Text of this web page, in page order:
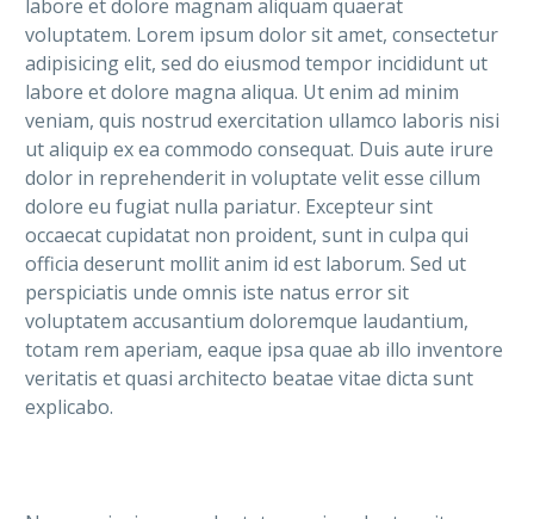
labore et dolore magnam aliquam quaerat
voluptatem. Lorem ipsum dolor sit amet, consectetur
adipisicing elit, sed do eiusmod tempor incididunt ut
labore et dolore magna aliqua. Ut enim ad minim
veniam, quis nostrud exercitation ullamco laboris nisi
ut aliquip ex ea commodo consequat. Duis aute irure
dolor in reprehenderit in voluptate velit esse cillum
dolore eu fugiat nulla pariatur. Excepteur sint
occaecat cupidatat non proident, sunt in culpa qui
officia deserunt mollit anim id est laborum. Sed ut
perspiciatis unde omnis iste natus error sit
voluptatem accusantium doloremque laudantium,
totam rem aperiam, eaque ipsa quae ab illo inventore
veritatis et quasi architecto beatae vitae dicta sunt
explicabo.